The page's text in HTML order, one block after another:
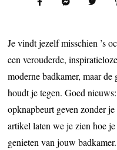
Je vindt jezelf misschien ’s
een verouderde,
moderne badkamer, maar de
houdt je tegen. Goed
opknapbeurt geven zonder
artikel laten we je zien hoe
genieten van jouw